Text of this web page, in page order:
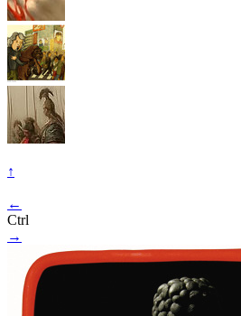
↑
←
Ctrl
→